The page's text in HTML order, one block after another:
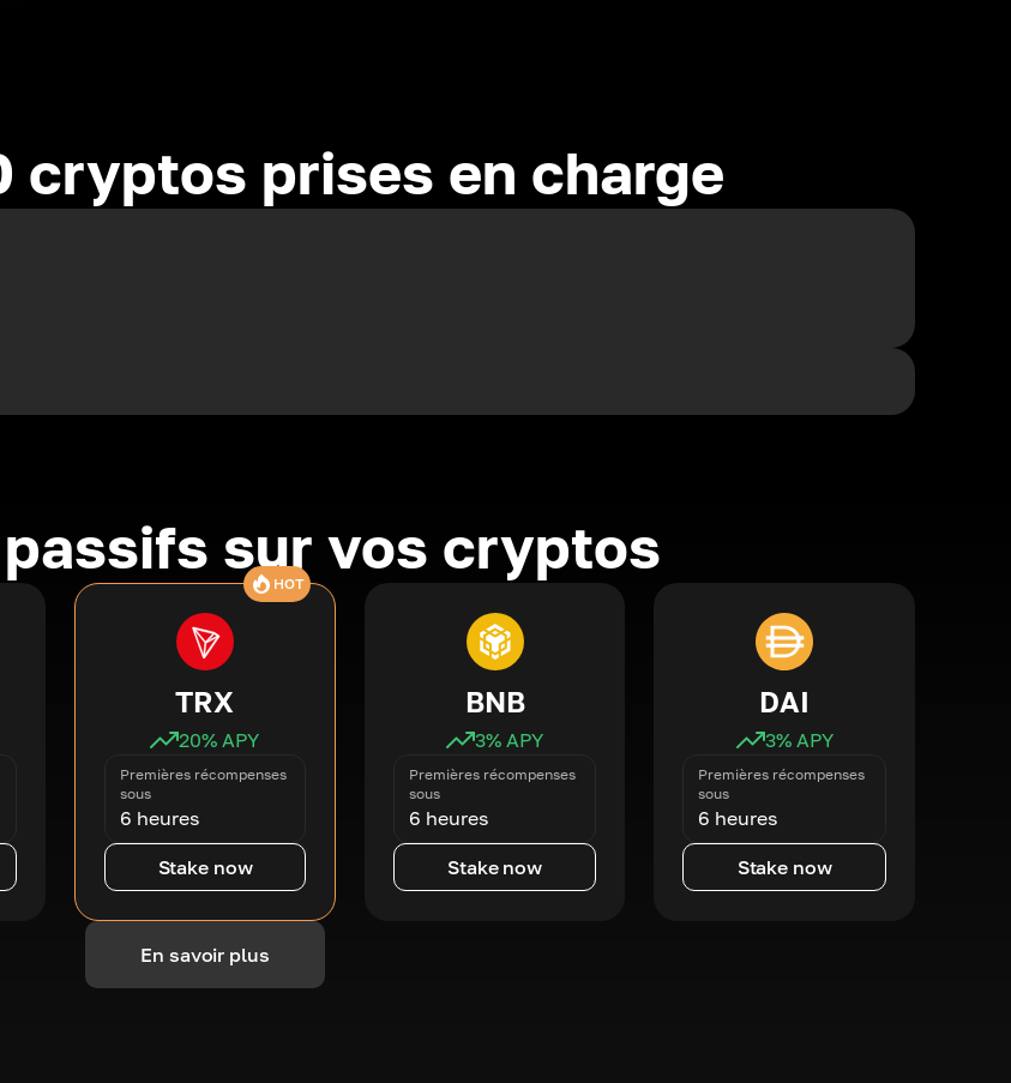
cryptos prises en charge
passifs sur vos cryptos
HOT
TRX
20% APY
Premières récompenses
sous
6 heures
Stake now
BNB
3% APY
Premières récompenses
sous
6 heures
Stake now
DAI
3% APY
Premières récompenses
sous
6 heures
Stake now
En savoir plus